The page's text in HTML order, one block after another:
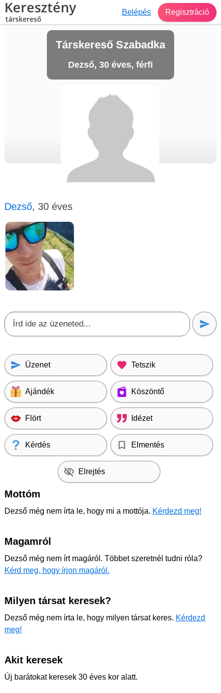
Keresztény
társkereső
Belépés Regisztráció
Társkereső Szabadka
Dezső, 30 éves, férfi
Dezső, 30 éves
Üzenet Tetszik
Ajándék Köszöntő
Flört Idézet
Kérdés Elmentés
Elrejtés
Mottóm
Dezső még nem írta le, hogy mi a mottója. Kérdezd meg!
Magamról
Dezső még nem írt magáról. Többet szeretnél tudni róla?
Kérd meg, hogy írjon magáról.
Milyen társat keresek?
Dezső még nem írta le, hogy milyen társat keres. Kérdezd
meg!
Akit keresek
Új barátokat keresek 30 éves kor alatt.